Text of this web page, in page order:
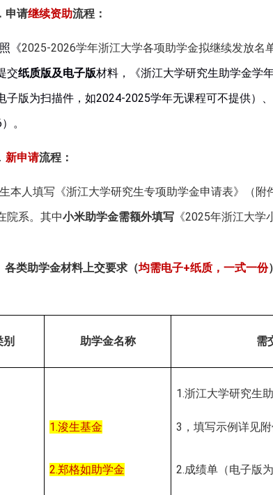
申请继续资助流程：
《2025-2026学年浙江大学各项助学金拟继续发放名
交纸质版及电子版材料，《浙江大学研究生助学金学
子版为扫描件，如2024-2025学年无课程可不提供） 、
。
新申请流程：
本人填写《浙江大学研究生专项助学金申请表》（附
院系。 其中小米助学金需额外填写 《2025年浙江大学
各类助学金材料上交要求（均需电子+纸质，一式一份
别 助学金名称 需
1.浚生基金
2.郑格如助学金
1.浙江大学研究生
3 ，填写示例详见
2.成绩单（电子版